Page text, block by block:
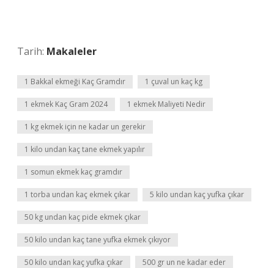
Tarih: Makaleler
1 Bakkal ekmeği Kaç Gramdır 1 çuval un kaç kg
1 ekmek Kaç Gram 2024 1 ekmek Maliyeti Nedir
1 kg ekmek için ne kadar un gerekir
1 kilo undan kaç tane ekmek yapılır
1 somun ekmek kaç gramdır
1 torba undan kaç ekmek çıkar 5 kilo undan kaç yufka çıkar
50 kg undan kaç pide ekmek çıkar
50 kilo undan kaç tane yufka ekmek çıkıyor
50 kilo undan kaç yufka çıkar 500 gr un ne kadar eder